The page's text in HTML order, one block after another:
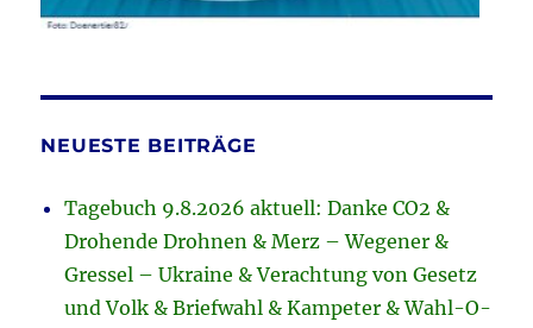
NEUESTE BEITRÄGE
Tagebuch 9.8.2026 aktuell: Danke CO2 &
Drohende Drohnen & Merz – Wegener &
Gressel – Ukraine & Verachtung von Gesetz
und Volk & Briefwahl & Kampeter & Wahl-O-